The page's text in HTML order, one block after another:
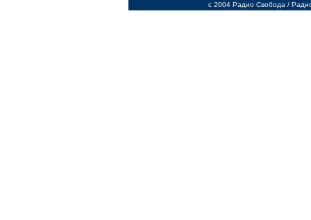
c 2004 Радио Свобода /